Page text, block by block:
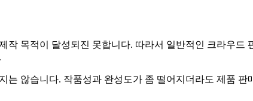
목적이 달성되진 못합니다. 따라서 일반적인 크라우드
않습니다. 작품성과 완성도가 좀 떨어지더라도 제품